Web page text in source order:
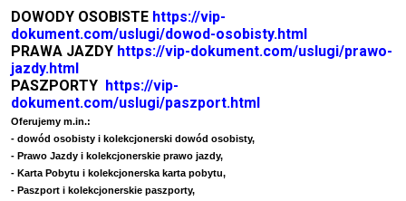
DOWODY OSOBISTE https://vip-
dokument.com/uslugi/dowod-osobisty.html
PRAWA JAZDY https://vip-dokument.com/uslugi/prawo-
jazdy.html
PASZPORTY https://vip-
dokument.com/uslugi/paszport.html
Oferujemy m.in.:
- dowód osobisty i kolekcjonerski dowód osobisty,
- Prawo Jazdy i kolekcjonerskie prawo jazdy,
- Karta Pobytu i kolekcjonerska karta pobytu,
- Paszport i kolekcjonerskie paszporty,